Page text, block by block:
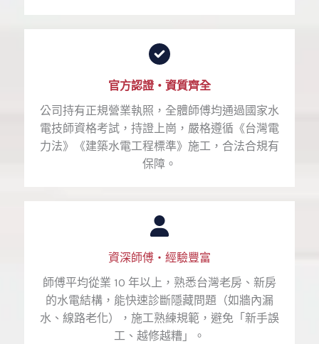
官方認證・資質齊全
公司持有正規營業執照，全體師傅均通過國家水
電技師資格考試，持證上崗，嚴格遵循《台灣電
力法》《建築水電工程標準》施工，合法合規有
保障。
資深師傅・經驗豐富
師傅平均從業 10 年以上，熟悉台灣老房、新房
的水電結構，能快速診斷隱藏問題（如牆內漏
水、線路老化），施工熟練規範，避免「新手誤
工、越修越糟」。